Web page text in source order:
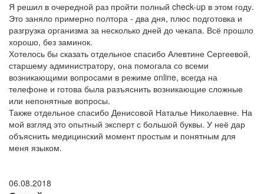
Я решил в очередной раз пройти полный check-up в этом году.
Это заняло примерно полтора - два дня, плюс подготовка и
разгрузка организма за несколько дней до чекапа. Всё прошло
хорошо, без заминок.
Хотелось бы сказать отдельное спасибо Алевтине Сергеевой,
старшему администратору, она помогала со всеми
возникающими вопросами в режиме online, всегда на
телефоне и готова была разъяснить возникающие сложные
или непонятные вопросы.
Также отдельное спасибо Денисовой Наталье Николаевне. На
мой взгляд это опытный эксперт с большой буквы. У неё дар
объяснить медицинский момент простым и понятным для
меня языком.
06.08.2018